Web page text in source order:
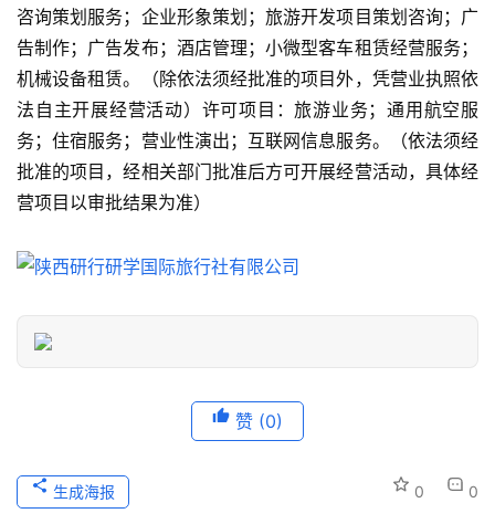
旅
游
信
息
历
史
文
游
之
家
生
活
登录 注册
咨询策划服务；企业形象策划；旅游开发项目策划咨询；广
告制作；广告发布；酒店管理；小微型客车租赁经营服务；
机械设备租赁。（除依法须经批准的项目外，凭营业执照依
法自主开展经营活动）许可项目：旅游业务；通用航空服
务；住宿服务；营业性演出；互联网信息服务。（依法须经
批准的项目，经相关部门批准后方可开展经营活动，具体经
营项目以审批结果为准）
赞 (0)
0 0
生成海报